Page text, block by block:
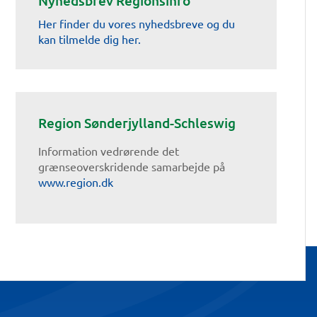
Her finder du vores nyhedsbreve og du
kan tilmelde dig her.
Region Sønderjylland-Schleswig
Information vedrørende det
grænseoverskridende samarbejde på
www.region.dk